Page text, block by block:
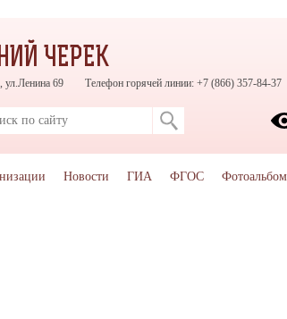
ЧЕРЕК
ул.Ленина 69 Телефон горячей линии: +7 (866) 357-84-37
Новости ГИА ФГОС